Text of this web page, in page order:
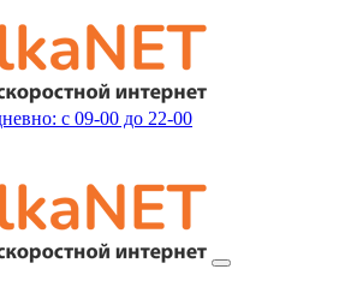
с 09-00 до 22-00